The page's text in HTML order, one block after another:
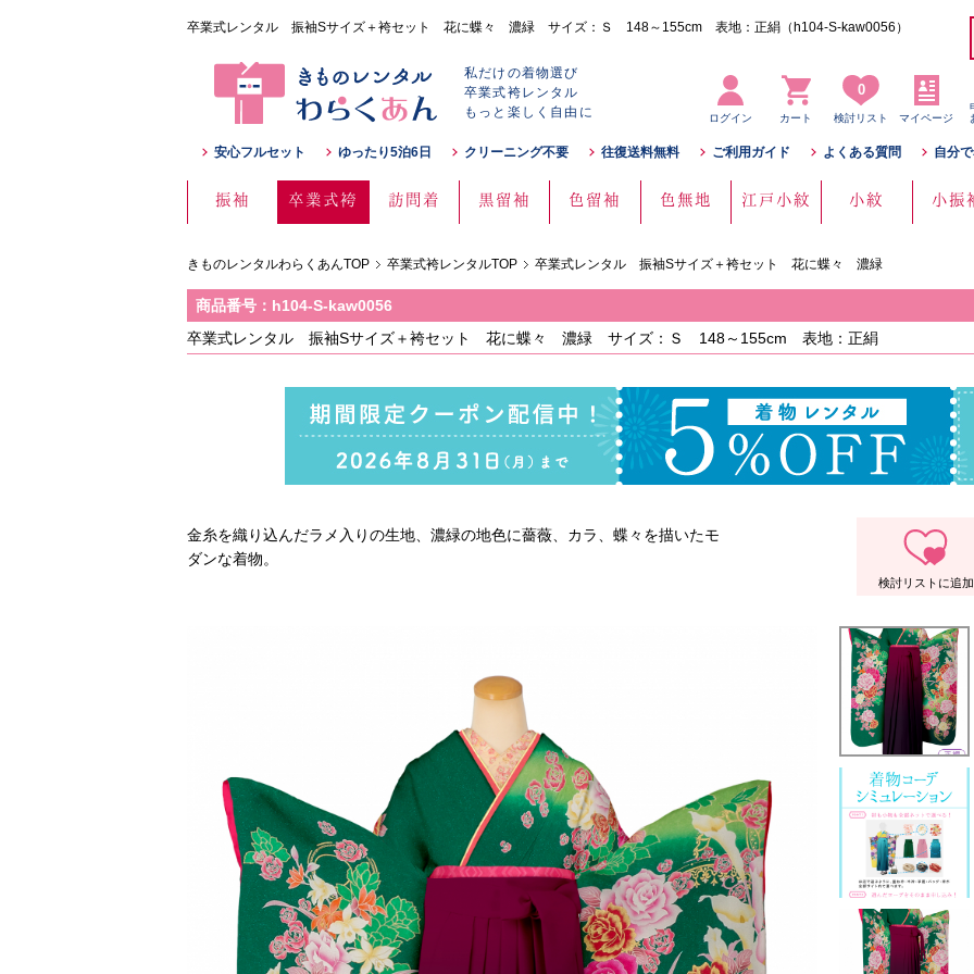
卒業式レンタル 振袖Sサイズ＋袴セット 花に蝶々 濃緑 サイズ：Ｓ 148～155cm 表地：正絹（h104-S-kaw0056）
私だけの着物選び
卒業式袴レンタル
もっと楽しく自由に
ログイン カート
0
検討リスト マイページ
安心フルセット ゆったり5泊6日 クリーニング不要 往復送料無料 ご利用ガイド よくある質問 自分
振袖 卒業式袴 訪問着 黒留袖 色留袖 色無地 江戸小紋 小紋 小振
きものレンタルわらくあんTOP 卒業式袴レンタルTOP 卒業式レンタル 振袖Sサイズ＋袴セット 花に蝶々 濃緑
商品番号：h104-S-kaw0056
卒業式レンタル 振袖Sサイズ＋袴セット 花に蝶々 濃緑 サイズ：Ｓ 148～155cm 表地：正絹
金糸を織り込んだラメ入りの生地、濃緑の地色に薔薇、カラ、蝶々を描いたモ
ダンな着物。